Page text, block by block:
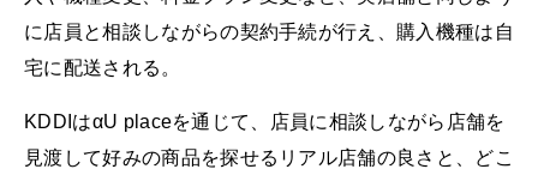
に店員と相談しながらの契約手続が行え、購入機種は自
宅に配送される。
KDDIはαU placeを通じて、店員に相談しながら店舗を
見渡して好みの商品を探せるリアル店舗の良さと、どこ